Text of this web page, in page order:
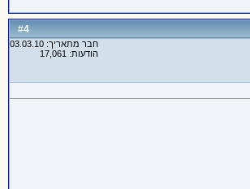
#
4
חבר מתאריך: 03.03.10
הודעות: 17,061